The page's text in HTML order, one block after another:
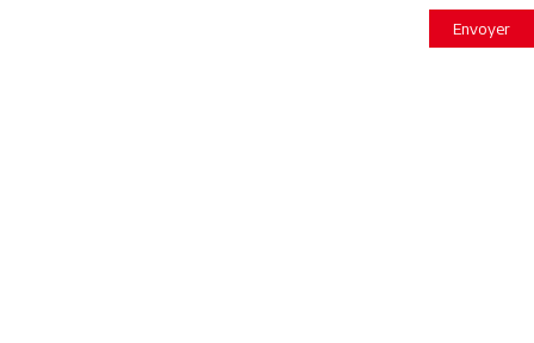
Envoyer